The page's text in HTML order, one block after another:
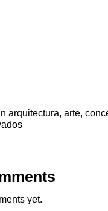
arquitectura, arte,
Realidad
yet.